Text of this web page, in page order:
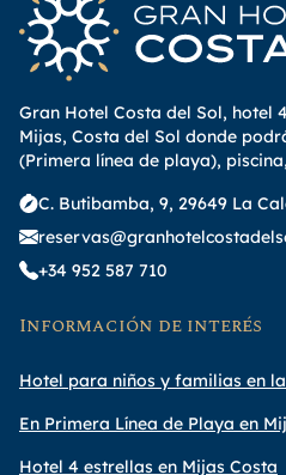
Gran Hotel Costa del Sol, hotel
Mijas, Costa del Sol donde
(Primera línea de playa),
C. Butibamba, 9, 29649 La
+34 952 587 710
Información de interés
Hotel para niños y familias en
En Primera Línea de Playa en
Hotel 4 estrellas en Mijas Costa